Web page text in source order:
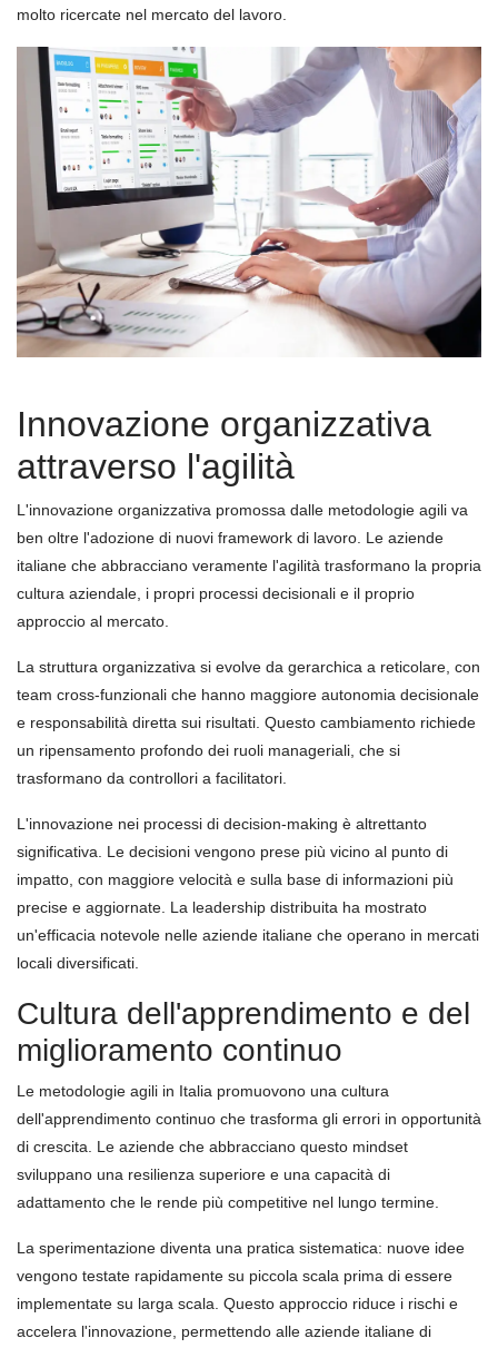
molto ricercate nel mercato del lavoro.
Innovazione organizzativa
attraverso l'agilità
L'innovazione organizzativa promossa dalle metodologie agili va
ben oltre l'adozione di nuovi framework di lavoro. Le aziende
italiane che abbracciano veramente l'agilità trasformano la propria
cultura aziendale, i propri processi decisionali e il proprio
approccio al mercato.
La struttura organizzativa si evolve da gerarchica a reticolare, con
team cross-funzionali che hanno maggiore autonomia decisionale
e responsabilità diretta sui risultati. Questo cambiamento richiede
un ripensamento profondo dei ruoli manageriali, che si
trasformano da controllori a facilitatori.
L'innovazione nei processi di decision-making è altrettanto
significativa. Le decisioni vengono prese più vicino al punto di
impatto, con maggiore velocità e sulla base di informazioni più
precise e aggiornate. La leadership distribuita ha mostrato
un'efficacia notevole nelle aziende italiane che operano in mercati
locali diversificati.
Cultura dell'apprendimento e del
miglioramento continuo
Le metodologie agili in Italia promuovono una cultura
dell'apprendimento continuo che trasforma gli errori in opportunità
di crescita. Le aziende che abbracciano questo mindset
sviluppano una resilienza superiore e una capacità di
adattamento che le rende più competitive nel lungo termine.
La sperimentazione diventa una pratica sistematica: nuove idee
vengono testate rapidamente su piccola scala prima di essere
implementate su larga scala. Questo approccio riduce i rischi e
accelera l'innovazione, permettendo alle aziende italiane di